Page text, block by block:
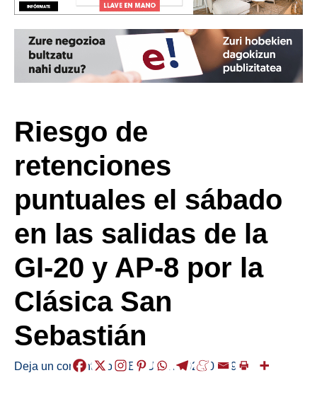
Riesgo de
retenciones
puntuales el sábado
en las salidas de la
GI-20 y AP-8 por la
Clásica San
Sebastián
Deja un comentario /ABISUAK /2024-08-09